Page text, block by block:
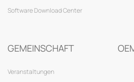
Software Download Center
GEMEINSCHAFT
Veranstaltungen